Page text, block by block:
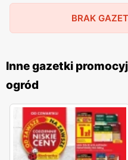
zakupach, co jest dużym
gospodarstwa domowego,
sezonowe, a także odzież i
asortyment sprawia, że
zaopatrzyć się w wiele
miejscu. Dodatkowo, sieć
wprowadza do swojej
BRAK
Inne gazetki
ogród